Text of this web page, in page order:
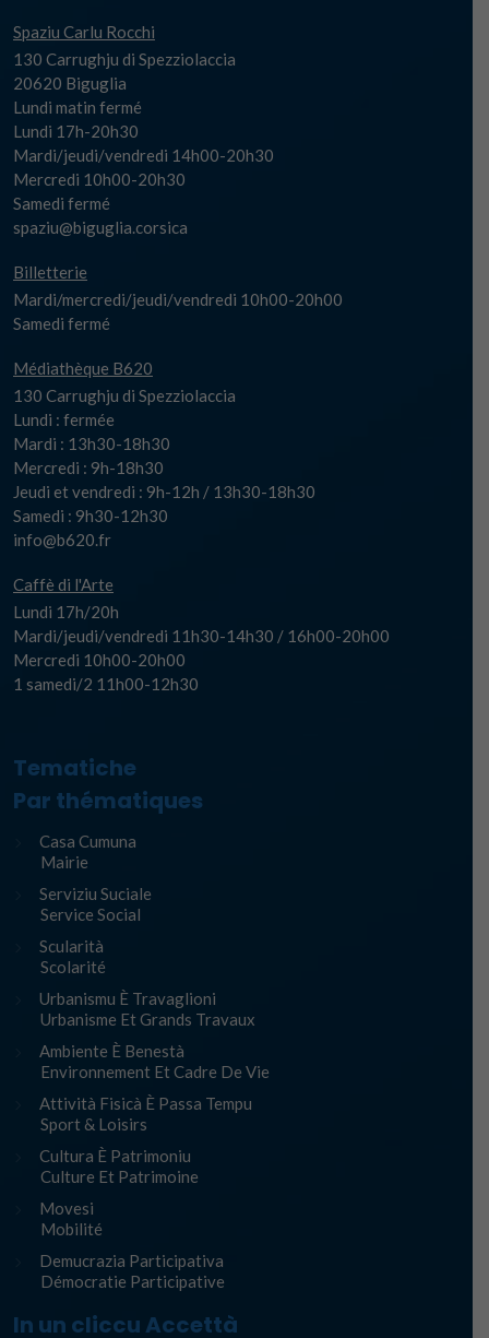
Spaziu Carlu Rocchi
130 Carrughju di Spezziolaccia
20620 Biguglia
Lundi matin fermé
Lundi 17h-20h30
Mardi/jeudi/vendredi 14h00-20h30
Mercredi 10h00-20h30
Samedi fermé
spaziu@biguglia.corsica
Billetterie
Mardi/mercredi/jeudi/vendredi 10h00-20h00
Samedi fermé
Médiathèque B620
130 Carrughju di Spezziolaccia
Lundi : fermée
Mardi : 13h30-18h30
Mercredi : 9h-18h30
Jeudi et vendredi : 9h-12h / 13h30-18h30
Samedi : 9h30-12h30
info@b620.fr
Caffè di l'Arte
Lundi 17h/20h
Mardi/jeudi/vendredi 11h30-14h30 / 16h00-20h00
Mercredi 10h00-20h00
1 samedi/2 11h00-12h30
Tematiche
Par thématiques
Casa Cumuna
Mairie
Serviziu Suciale
Service Social
Scularità
Scolarité
Urbanismu È Travaglioni
Urbanisme Et Grands Travaux
Ambiente È Benestà
Environnement Et Cadre De Vie
Attività Fisicà È Passa Tempu
Sport & Loisirs
Cultura È Patrimoniu
Culture Et Patrimoine
Movesi
Mobilité
Demucrazia Participativa
Démocratie Participative
In un cliccu Accettà